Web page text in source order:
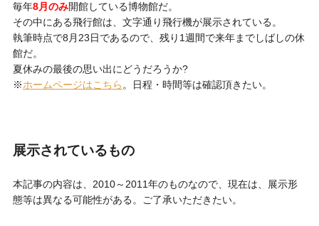
毎年8月のみ開館している博物館だ。
その中にある飛行館は、文字通り飛行機が展示されている。
執筆時点で8月23日であるので、残り1週間で来年までしばしの休
館だ。
夏休みの最後の思い出にどうだろうか?
※ホームページはこちら 。日程・時間等は確認頂きたい。
展示されているもの
本記事の内容は、2010～2011年のものなので、現在は、展示形
態等は異なる可能性がある。ご了承いただきたい。